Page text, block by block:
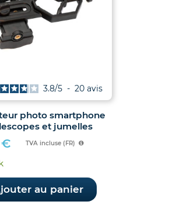
photo smartphone
et jumelles
3.8/5 - 20 avis
€ TVA incluse (FR)
au panier